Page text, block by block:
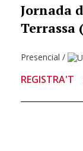
Jornada
Terrassa
Presencial /
REGISTRA'T